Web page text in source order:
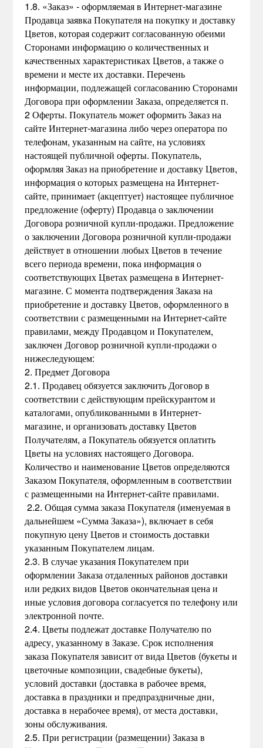
1.8. «Заказ» - оформляемая в Интернет-магазине
Продавца заявка Покупателя на покупку и доставку
Цветов, которая содержит согласованную обеими
Сторонами информацию о количественных и
качественных характеристиках Цветов, а также о
времени и месте их доставки. Перечень
информации, подлежащей согласованию Сторонами
Договора при оформлении Заказа, определяется п.
2 Оферты. Покупатель может оформить Заказ на
сайте Интернет-магазина либо через оператора по
телефонам, указанным на сайте, на условиях
настоящей публичной оферты. Покупатель,
оформляя Заказ на приобретение и доставку Цветов,
информация о которых размещена на Интернет-
сайте, принимает (акцептует) настоящее публичное
предложение (оферту) Продавца о заключении
Договора розничной купли-продажи. Предложение
о заключении Договора розничной купли-продажи
действует в отношении любых Цветов в течение
всего периода времени, пока информация о
соответствующих Цветах размещена в Интернет-
магазине. С момента подтверждения Заказа на
приобретение и доставку Цветов, оформленного в
соответствии с размещенными на Интернет-сайте
правилами, между Продавцом и Покупателем,
заключен Договор розничной купли-продажи о
нижеследующем:
2. Предмет Договора
2.1. Продавец обязуется заключить Договор в
соответствии с действующим прейскурантом и
каталогами, опубликованными в Интернет-
магазине, и организовать доставку Цветов
Получателям, а Покупатель обязуется оплатить
Цветы на условиях настоящего Договора.
Количество и наименование Цветов определяются
Заказом Покупателя, оформленным в соответствии
с размещенными на Интернет-сайте правилами.
2.2. Общая сумма заказа Покупателя (именуемая в
дальнейшем «Сумма Заказа»), включает в себя
покупную цену Цветов и стоимость доставки
указанным Покупателем лицам.
2.3. В случае указания Покупателем при
оформлении Заказа отдаленных районов доставки
или редких видов Цветов окончательная цена и
иные условия договора согласуется по телефону или
электронной почте.
2.4. Цветы подлежат доставке Получателю по
адресу, указанному в Заказе. Срок исполнения
заказа Покупателя зависит от вида Цветов (букеты и
цветочные композиции, свадебные букеты),
условий доставки (доставка в рабочее время,
доставка в праздники и предпраздничные дни,
доставка в нерабочее время), от места доставки,
зоны обслуживания.
2.5. При регистрации (размещении) Заказа в